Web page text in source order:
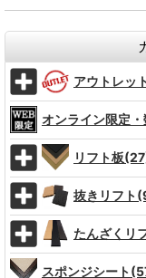
アウトレッ
オンライン限定
リフト板
抜きリフト
たんざくリ
スポンジシート